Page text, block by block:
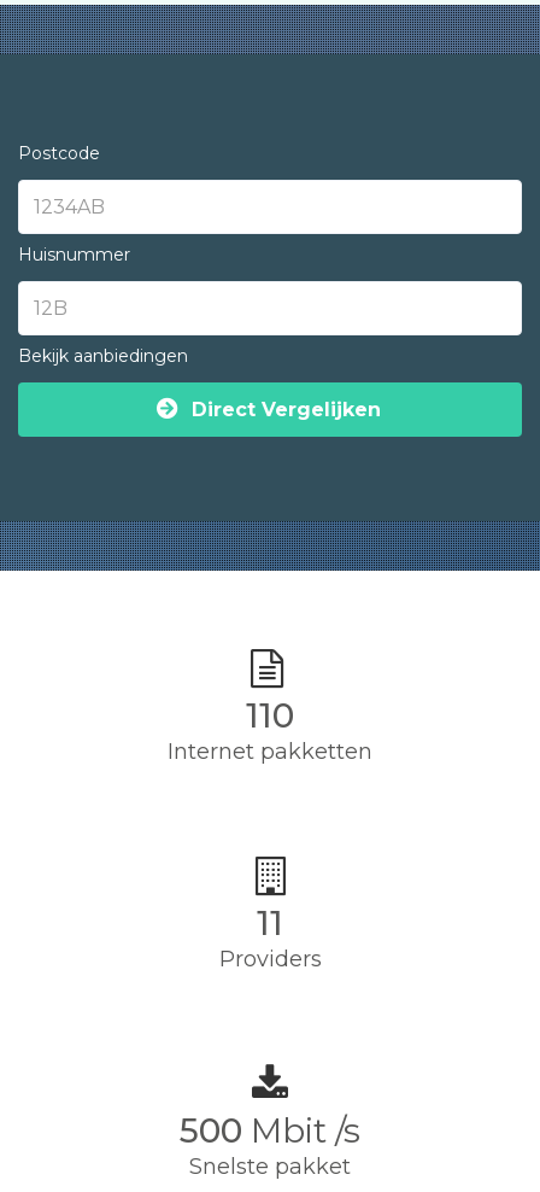
Postcode
Huisnummer
Bekijk aanbiedingen
Direct Vergelijken
110
Internet pakketten
11
Providers
500 Mbit /s
Snelste pakket